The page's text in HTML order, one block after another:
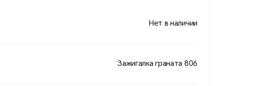
Нет в наличии
Зажигалка граната 806